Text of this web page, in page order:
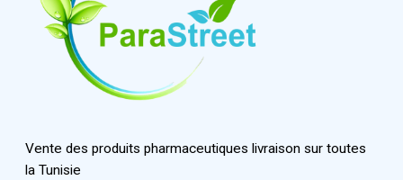
Vente des produits pharmaceutiques livraison sur toutes
la Tunisie